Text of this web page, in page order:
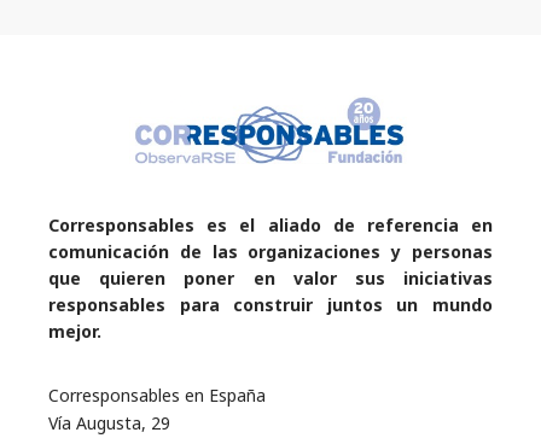
Corresponsables es el aliado de referencia en
comunicación de las organizaciones y personas
que quieren poner en valor sus iniciativas
responsables para construir juntos un mundo
mejor.
Corresponsables en España
Vía Augusta, 29